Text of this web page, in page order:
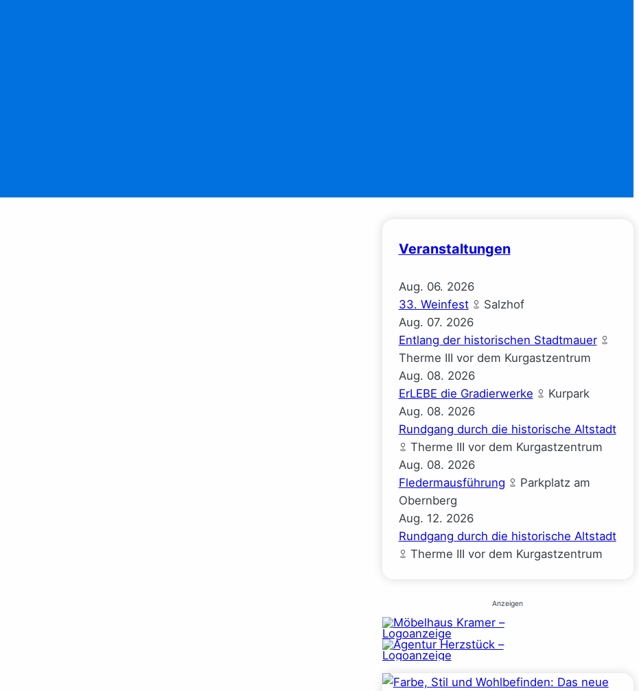
Veranstaltungen
Aug. 06. 2026
33. Weinfest
Salzhof
Aug. 07. 2026
Entlang der historischen Stadtmauer
Therme III vor dem Kurgastzentrum
Aug. 08. 2026
ErLEBE die Gradierwerke
Kurpark
Aug. 08. 2026
Rundgang durch die historische Altstadt
Therme III vor dem Kurgastzentrum
Aug. 08. 2026
Fledermausführung
Parkplatz am
Obernberg
Aug. 12. 2026
Rundgang durch die historische Altstadt
Therme III vor dem Kurgastzentrum
Anzeigen